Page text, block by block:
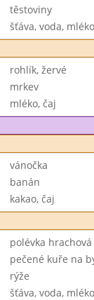
těstoviny
šťáva, voda, mléko
rohlík, žervé
mrkev
mléko, čaj
vánočka
banán
kakao, čaj
polévka hrachová
pečené kuře na
rýže
šťáva, voda, mléko